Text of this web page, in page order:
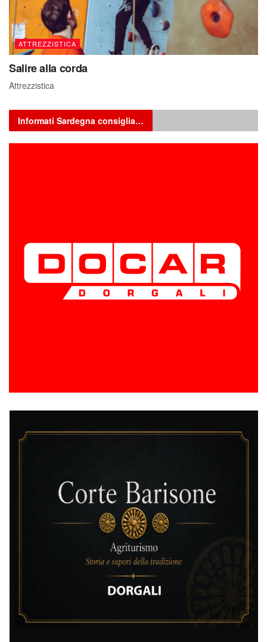
ATTREZZISTICA
Salire alla corda
Attrezzistica
Informati Sardegna consiglia…